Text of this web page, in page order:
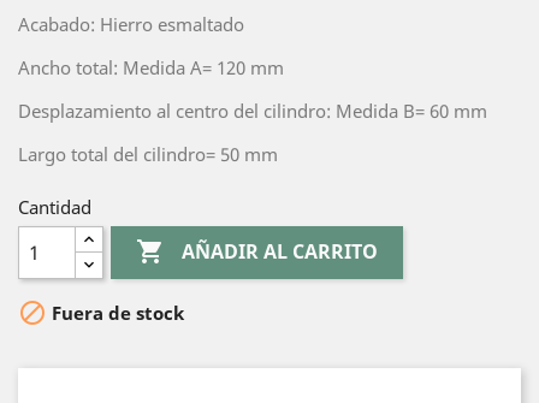
Acabado: Hierro esmaltado
Ancho total: Medida A= 120 mm
Desplazamiento al centro del cilindro: Medida B= 60 mm
Largo total del cilindro= 50 mm
Cantidad
 AÑADIR AL CARRITO
 Fuera de stock